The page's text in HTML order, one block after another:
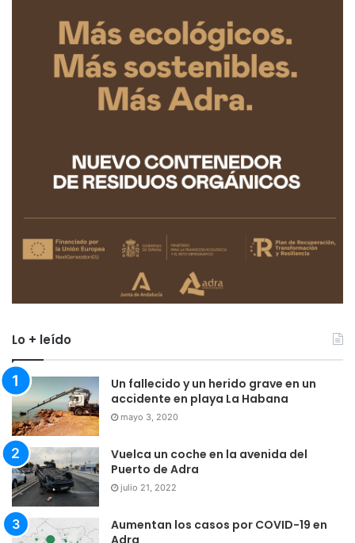
Lo + leído
Un fallecido y un herido grave en un
accidente en playa La Habana
mayo 3, 2020
Vuelca un coche en la avenida del
Puerto de Adra
julio 21, 2022
Aumentan los casos por COVID-19 en
Adra